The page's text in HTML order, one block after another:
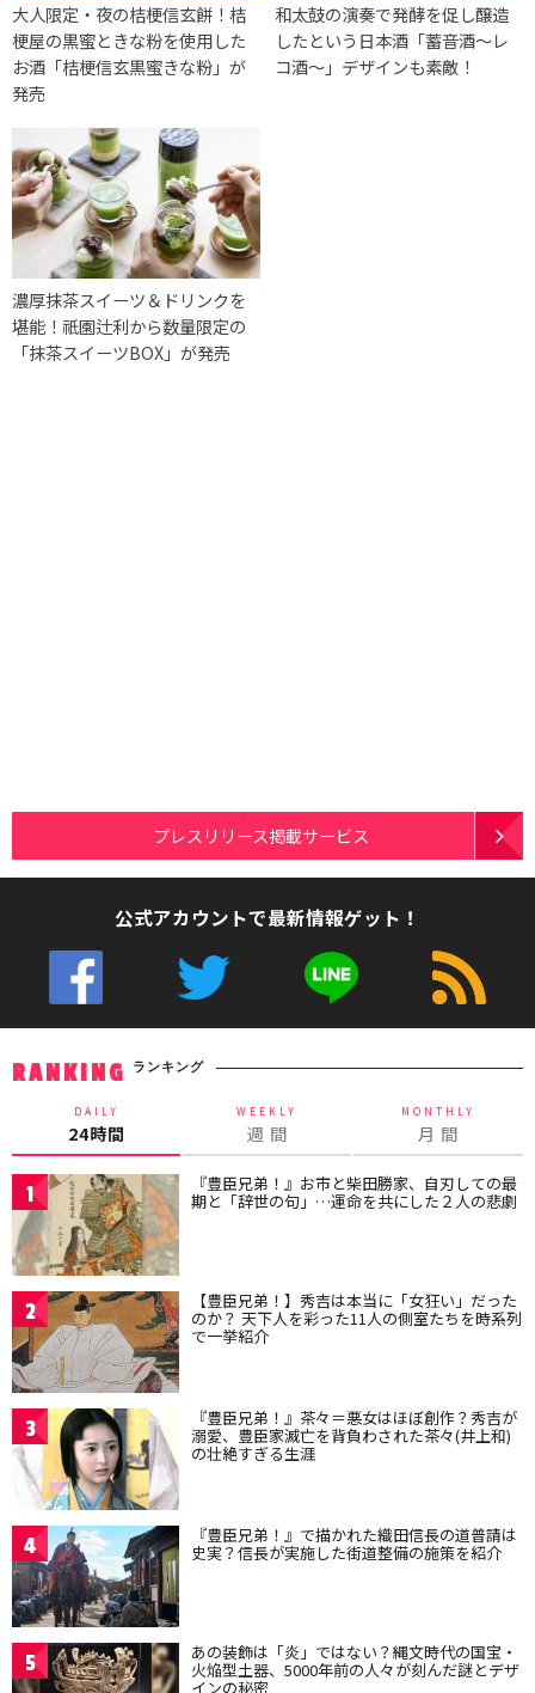
大人限定・夜の桔梗信玄餅！桔
梗屋の黒蜜ときな粉を使用した
お酒「桔梗信玄黒蜜きな粉」が
発売
和太鼓の演奏で発酵を促し醸造
したという日本酒「蓄音酒～レ
コ酒～」デザインも素敵！
濃厚抹茶スイーツ＆ドリンクを
堪能！祇園辻利から数量限定の
「抹茶スイーツBOX」が発売
プレスリリース掲載サービス
公式アカウントで最新情報ゲット！
RANKING ランキング
DAILY
24時間
WEEKLY
週 間
MONTHLY
月 間
1 『豊臣兄弟！』お市と柴田勝家、自刃しての最
期と「辞世の句」…運命を共にした２人の悲劇
2 【豊臣兄弟！】秀吉は本当に「女狂い」だった
のか？ 天下人を彩った11人の側室たちを時系列
で一挙紹介
3 『豊臣兄弟！』茶々＝悪女はほぼ創作？秀吉が
溺愛、豊臣家滅亡を背負わされた茶々(井上和)
の壮絶すぎる生涯
4 『豊臣兄弟！』で描かれた織田信長の道普請は
史実？信長が実施した街道整備の施策を紹介
5 あの装飾は「炎」ではない？縄文時代の国宝・
火焔型土器、5000年前の人々が刻んだ謎とデザ
インの秘密